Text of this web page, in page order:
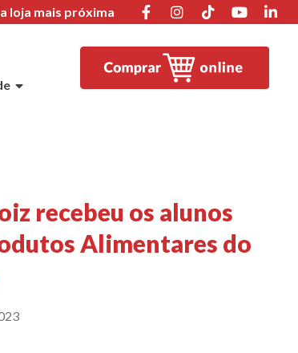
loja mais próxima
recebeu os alunos
Alimentares do